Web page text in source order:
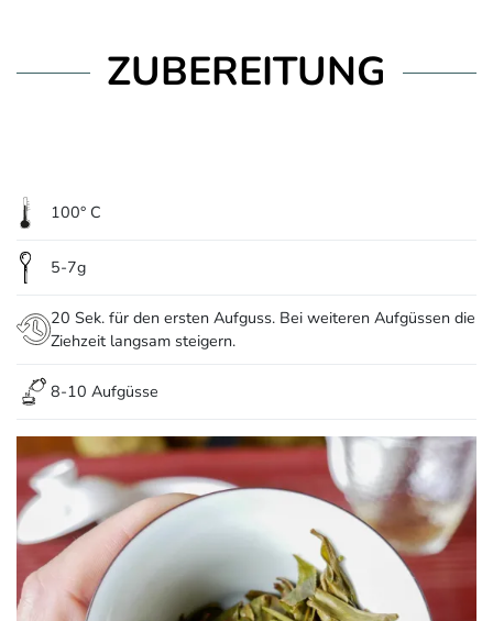
ZUBEREITUNG
100° C
5-7g
20 Sek. für den ersten Aufguss. Bei weiteren Aufgüssen die
Ziehzeit langsam steigern.
8-10 Aufgüsse